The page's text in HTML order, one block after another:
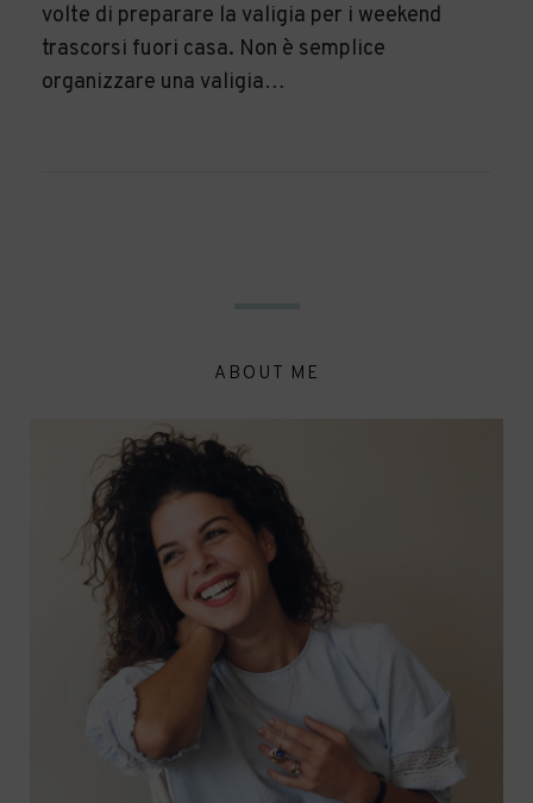
volte di preparare la valigia per i weekend
trascorsi fuori casa. Non è semplice
organizzare una valigia…
ABOUT ME